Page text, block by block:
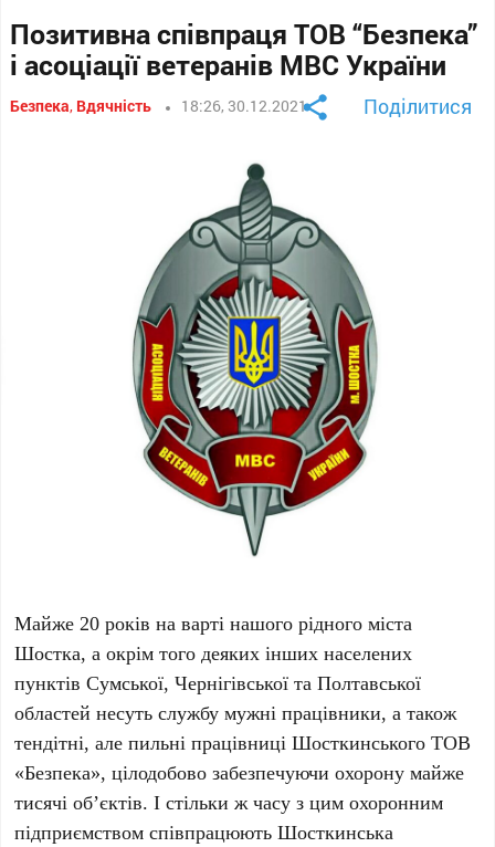
Позитивна співпраця ТОВ “Безпека”
і асоціації ветеранів МВС України
Безпека, Вдячність 18:26, 30.12.2021 Поділитися
Майже 20 років на варті нашого рідного міста
Шостка, а окрім того деяких інших населених
пунктів Сумської, Чернігівської та Полтавської
областей несуть службу мужні працівники, а також
тендітні, але пильні працівниці Шосткинського ТОВ
«Безпека», цілодобово забезпечуючи охорону майже
тисячі об’єктів. І стільки ж часу з цим охоронним
підприємством співпрацюють Шосткинська